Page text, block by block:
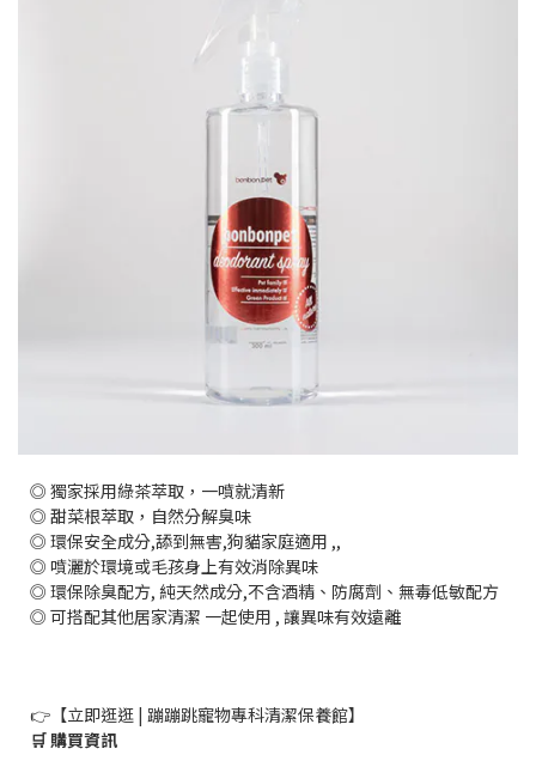
◎ 獨家採用綠茶萃取，一噴就清新
◎ 甜菜根萃取，自然分解臭味
◎ 環保安全成分,舔到無害,狗貓家庭適用 ,,
◎ 噴灑於環境或毛孩身上有效消除異味
◎ 環保除臭配方, 純天然成分,不含酒精、防腐劑、無毒低敏配方
◎ 可搭配其他居家清潔 一起使用 , 讓異味有效遠離
👉【立即逛逛 | 蹦蹦跳寵物專科清潔保養館】
🛒 購買資訊